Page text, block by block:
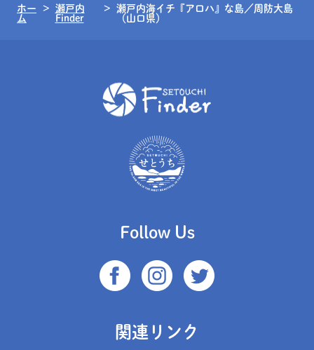
ホー
ム
瀬戸内
Finder
瀬戸内海イチ『アロハ』な島／周防大島
（山口県）
Follow Us
関連リンク